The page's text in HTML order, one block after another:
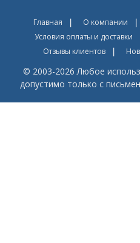
Главная О компании
Условия оплаты и доставки
Отзывы клиентов
© 2003-2026 Любое
допустимо только с